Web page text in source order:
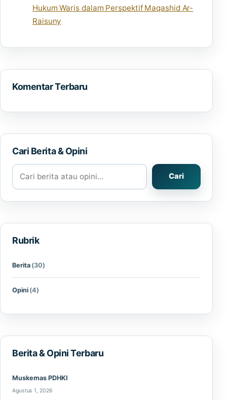
Hukum Waris dalam Perspektif Maqashid Ar-
Raisuny
Komentar Terbaru
Cari Berita & Opini
Cari berita atau opini
Cari
Rubrik
Berita (30)
Opini (4)
Berita & Opini Terbaru
Muskernas PDHKI
Agustus 1, 2026